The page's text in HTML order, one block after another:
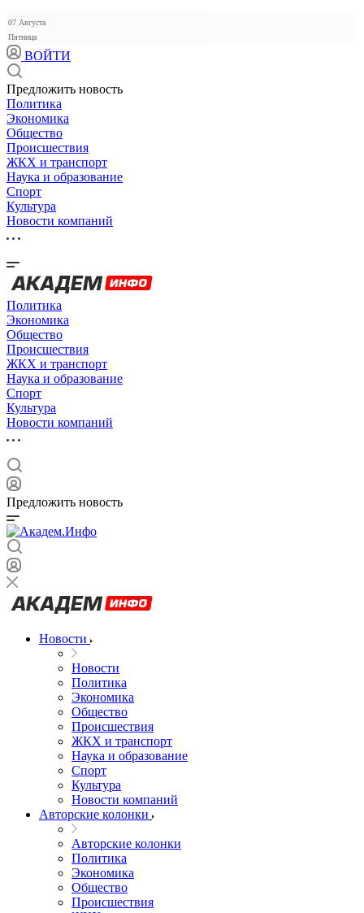
07 Августа
Пятница
ВОЙТИ
Предложить новость
Политика
Экономика
Общество
Происшествия
ЖКХ и транспорт
Наука и образование
Спорт
Культура
Новости компаний
Политика
Экономика
Общество
Происшествия
ЖКХ и транспорт
Наука и образование
Спорт
Культура
Новости компаний
Предложить новость
Новости
Новости
Политика
Экономика
Общество
Происшествия
ЖКХ и транспорт
Наука и образование
Спорт
Культура
Новости компаний
Авторские колонки
Авторские колонки
Политика
Экономика
Общество
Происшествия